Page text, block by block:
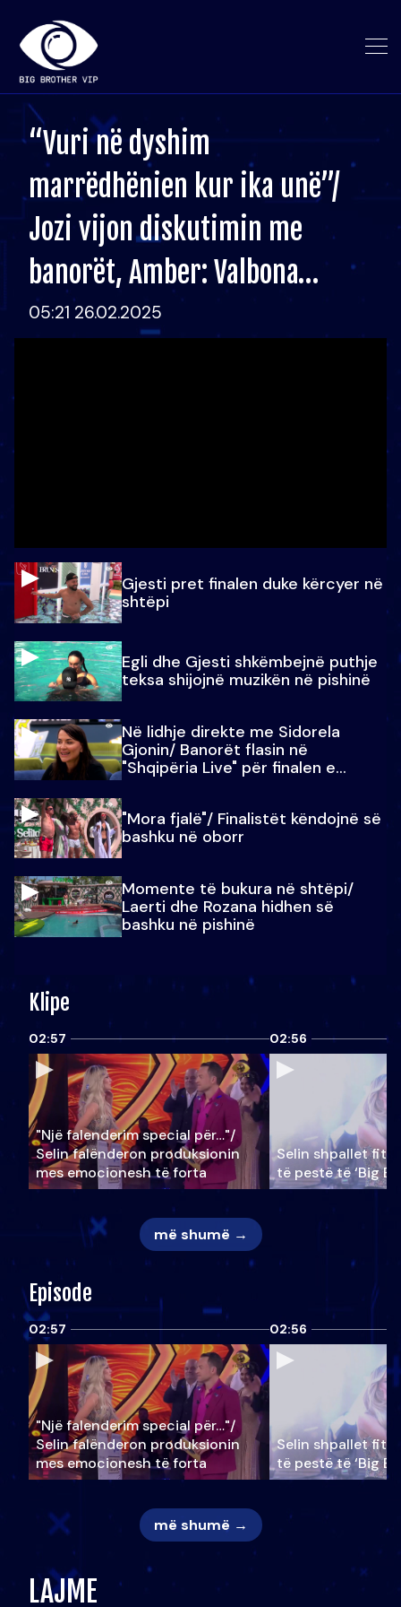
“Vuri në dyshim
marrëdhënien kur ika unë”/
Jozi vijon diskutimin me
banorët, Amber: Valbona…
05:21 26.02.2025
Gjesti pret finalen duke kërcyer në
shtëpi
Egli dhe Gjesti shkëmbejnë puthje
teksa shijojnë muzikën në pishinë
Në lidhje direkte me Sidorela
Gjonin/ Banorët flasin në
"Shqipëria Live" për finalen e
"Mora fjalë"/ Finalistët këndojnë së
bashku në oborr
Momente të bukura në shtëpi/
Laerti dhe Rozana hidhen së
bashku në pishinë
Klipe
02:57
"Një falenderim special për…"/
Selin falënderon produksionin
mes emocionesh të forta
02:56
Selin shpallet
të pestë të ‘Big
më shumë →
Episode
02:57
"Një falenderim special për…"/
Selin falënderon produksionin
mes emocionesh të forta
02:56
Selin shpallet
të pestë të ‘Big
më shumë →
LAJME